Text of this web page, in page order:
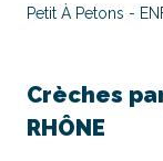
Petit À Petons -
Crèches
RHÔNE